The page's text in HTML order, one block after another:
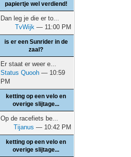
papiertje wel verdiend!
Dan leg je die er to...
TvWijk — 11:00 PM
is er een Sunrider in de
zaal?
Er staat er weer e...
Status Quooh — 10:59
PM
ketting op een velo en
overige slijtage...
Op de racefiets be...
Tijanus — 10:42 PM
ketting op een velo en
overige slijtage...